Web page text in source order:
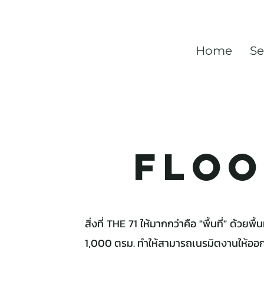
Home
สิ่งที่ THE 71 ให้มากกว่าคือ "พื้นที่" ด้วย
1,000 ตรม. ทำให้สามารถเนรมิตงานให้